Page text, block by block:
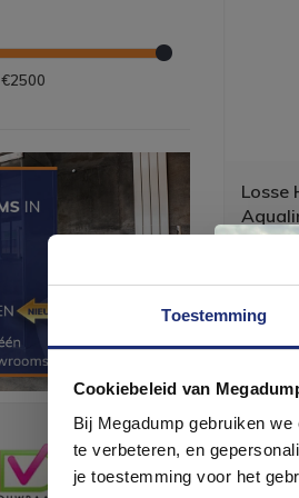
Toestemming
Cookiebeleid van
Bij Megadump gebruiken
te verbeteren, en
je toestemming voor het
€2500
Losse
Rond